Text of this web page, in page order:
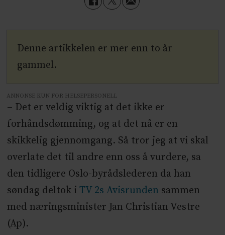
Denne artikkelen er mer enn to år
gammel.
ANNONSE KUN FOR HELSEPERSONELL
– Det er veldig viktig at det ikke er
forhåndsdømming, og at det nå er en
skikkelig gjennomgang. Så tror jeg at vi skal
overlate det til andre enn oss å vurdere, sa
den tidligere Oslo-byrådslederen da han
søndag deltok i TV 2s Avisrunden sammen
med næringsminister Jan Christian Vestre
(Ap).